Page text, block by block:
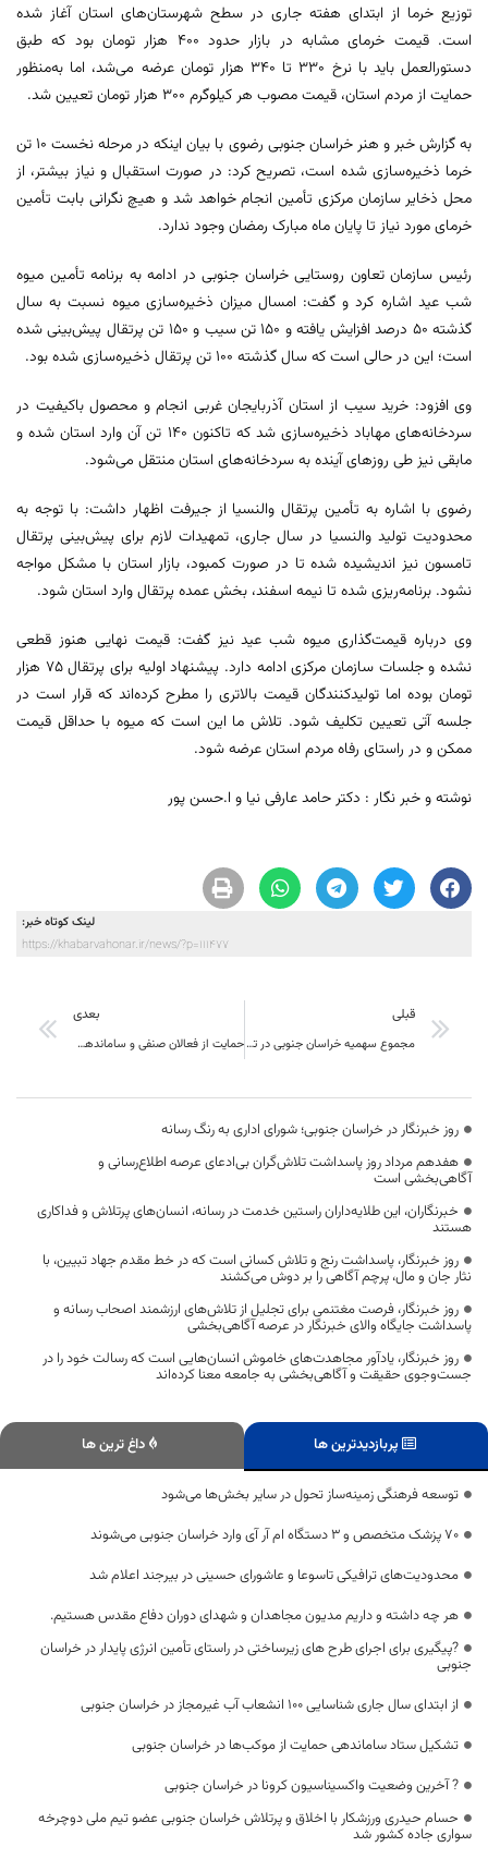
توزیع خرما از ابتدای هفته جاری در سطح شهرستان‌های استان آغاز شده
است. قیمت خرمای مشابه در بازار حدود 400 هزار تومان بود که طبق
دستورالعمل باید با نرخ 330 تا 340 هزار تومان عرضه می‌شد، اما به‌منظور
حمایت از مردم استان، قیمت مصوب هر کیلوگرم 300 هزار تومان تعیین شد.
به گزارش خبر و هنر خراسان جنوبی رضوی با بیان اینکه در مرحله نخست 10 تن
خرما ذخیره‌سازی شده است، تصریح کرد: در صورت استقبال و نیاز بیشتر، از
محل ذخایر سازمان مرکزی تأمین انجام خواهد شد و هیچ نگرانی بابت تأمین
خرمای مورد نیاز تا پایان ماه مبارک رمضان وجود ندارد.
رئیس سازمان تعاون روستایی خراسان جنوبی در ادامه به برنامه تأمین میوه
شب عید اشاره کرد و گفت: امسال میزان ذخیره‌سازی میوه نسبت به سال
گذشته 50 درصد افزایش یافته و 150 تن سیب و 150 تن پرتقال پیش‌بینی شده
است؛ این در حالی است که سال گذشته 100 تن پرتقال ذخیره‌سازی شده بود.
وی افزود: خرید سیب از استان آذربایجان غربی انجام و محصول باکیفیت در
سردخانه‌های مهاباد ذخیره‌سازی شد که تاکنون 140 تن آن وارد استان شده و
مابقی نیز طی روزهای آینده به سردخانه‌های استان منتقل می‌شود.
رضوی با اشاره به تأمین پرتقال والنسیا از جیرفت اظهار داشت: با توجه به
محدودیت تولید والنسیا در سال جاری، تمهیدات لازم برای پیش‌بینی پرتقال
تامسون نیز اندیشیده شده تا در صورت کمبود، بازار استان با مشکل مواجه
نشود. برنامه‌ریزی شده تا نیمه اسفند، بخش عمده پرتقال وارد استان شود.
وی درباره قیمت‌گذاری میوه شب عید نیز گفت: قیمت نهایی هنوز قطعی
نشده و جلسات سازمان مرکزی ادامه دارد. پیشنهاد اولیه برای پرتقال 75 هزار
تومان بوده اما تولیدکنندگان قیمت بالاتری را مطرح کرده‌اند که قرار است در
جلسه آتی تعیین تکلیف شود. تلاش ما این است که میوه با حداقل قیمت
ممکن و در راستای رفاه مردم استان عرضه شود.
نوشته و خبر نگار : دکتر حامد عارفی نیا و ا.حسن پور
لینک کوتاه خبر:
https://khabarvahonar.ir/news/?p=111477
قبلی
مجموع سهمیه خراسان جنوبی در تسهیلات بانکی حدود 7290 میلیارد تومان است
بعدی
حمایت از فعالان صنفی و ساماندهی بازار از اولویت‌های اصلی است
روز خبرنگار در خراسان جنوبی؛ شورای اداری به رنگ رسانه
هفدهم مرداد روز پاسداشت تلاش‌گران بی‌ادعای عرصه اطلاع‌رسانی و
آگاهی‌بخشی است
خبرنگاران، این طلایه‌داران راستین خدمت در رسانه، انسان‌های پرتلاش و فداکاری
هستند
روز خبرنگار، پاسداشت رنج و تلاش کسانی است که در خط مقدم جهاد تبیین، با
نثار جان و مال، پرچم آگاهی را بر دوش می‌کشند
روز خبرنگار، فرصت مغتنمی برای تجلیل از تلاش‌های ارزشمند اصحاب رسانه و
پاسداشت جایگاه والای خبرنگار در عرصه آگاهی‌بخشی
روز خبرنگار، یادآور مجاهدت‌های خاموش انسان‌هایی است که رسالت خود را در
جست‌وجوی حقیقت و آگاهی‌بخشی به جامعه معنا کرده‌اند
پربازدیدترین ها داغ ترین ها
توسعه فرهنگی زمینه‌ساز تحول در سایر بخش‌ها می‌شود
۷۰ پزشک متخصص و ۳ دستگاه ام آر آی وارد خراسان جنوبی می‌شوند
محدودیت‌های ترافیکی تاسوعا و عاشورای حسینی در بیرجند اعلام شد
هر چه داشته و داریم مدیون مجاهدان و شهدای دوران دفاع مقدس هستیم.
?پیگیری برای اجرای طرح های زیرساختی در راستای تأمین انرژی پایدار در خراسان
جنوبی
از ابتدای سال جاری شناسایی ۱۰۰ انشعاب آب غیرمجاز در خراسان جنوبی
تشکیل ستاد ساماندهی حمایت از موکب‌ها در خراسان جنوبی
? آخرین وضعیت واکسیناسیون کرونا در خراسان جنوبی
حسام حیدری ورزشکار با اخلاق و پرتلاش خراسان جنوبی عضو تیم ملی دوچرخه
سواری جاده کشور شد